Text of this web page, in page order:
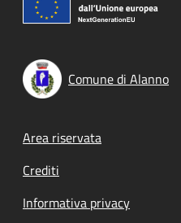
Comune di Alanno
Footer menu
Area riservata
Crediti
Informativa privacy